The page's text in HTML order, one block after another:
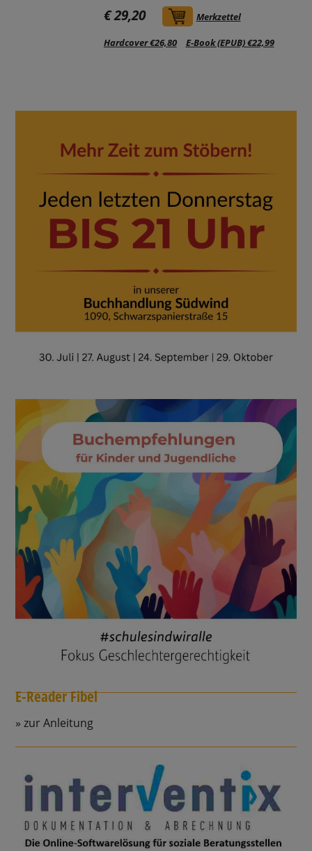
€ 29,20 In den Warenkorb
Merkzettel
Hardcover €26,80 E-Book (EPUB) €22,99
E-Reader Fibel
zur Anleitung